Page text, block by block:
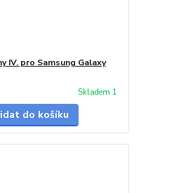
IV. pro Samsung Galaxy
Skladem 1
do košíku